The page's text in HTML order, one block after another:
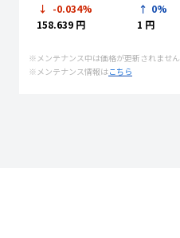
-0.034%
158.639 円
0%
1 円
※メンテナンス中は価格が更新されません
※メンテナンス情報はこちら